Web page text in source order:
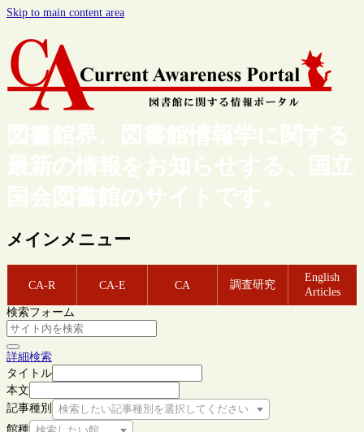
Skip to main content area
図書館界、図書館情報学に関する
最新の情報をお知らせする、国立
国会図書館のサイトです。
メインメニュー
CA-R CA-E CA 調査研究
English
Articles
検索フォーム
詳細検索
タイトル
本文
記事種別
検索したい記事種別を選択してください
館種